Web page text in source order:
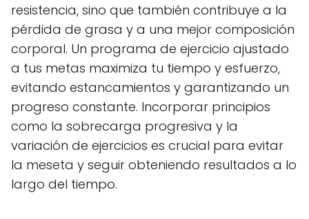
resistencia, sino que también contribuye a la
pérdida de grasa y a una mejor composición
corporal. Un programa de ejercicio ajustado
a tus metas maximiza tu tiempo y esfuerzo,
evitando estancamientos y garantizando un
progreso constante. Incorporar principios
como la sobrecarga progresiva y la
variación de ejercicios es crucial para evitar
la meseta y seguir obteniendo resultados a lo
largo del tiempo.